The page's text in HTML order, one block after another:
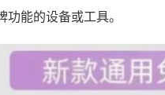
能的设备或工具。